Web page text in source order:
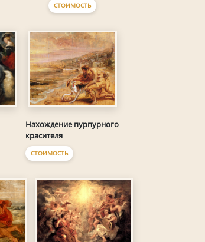
СТОИМОСТЬ
Нахождение пурпурного
красителя
СТОИМОСТЬ